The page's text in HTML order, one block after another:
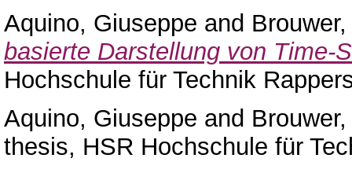
Aquino, Giuseppe and
basierte Darstellung von Time-
Hochschule für Technik
Aquino, Giuseppe and
thesis, HSR Hochschule für